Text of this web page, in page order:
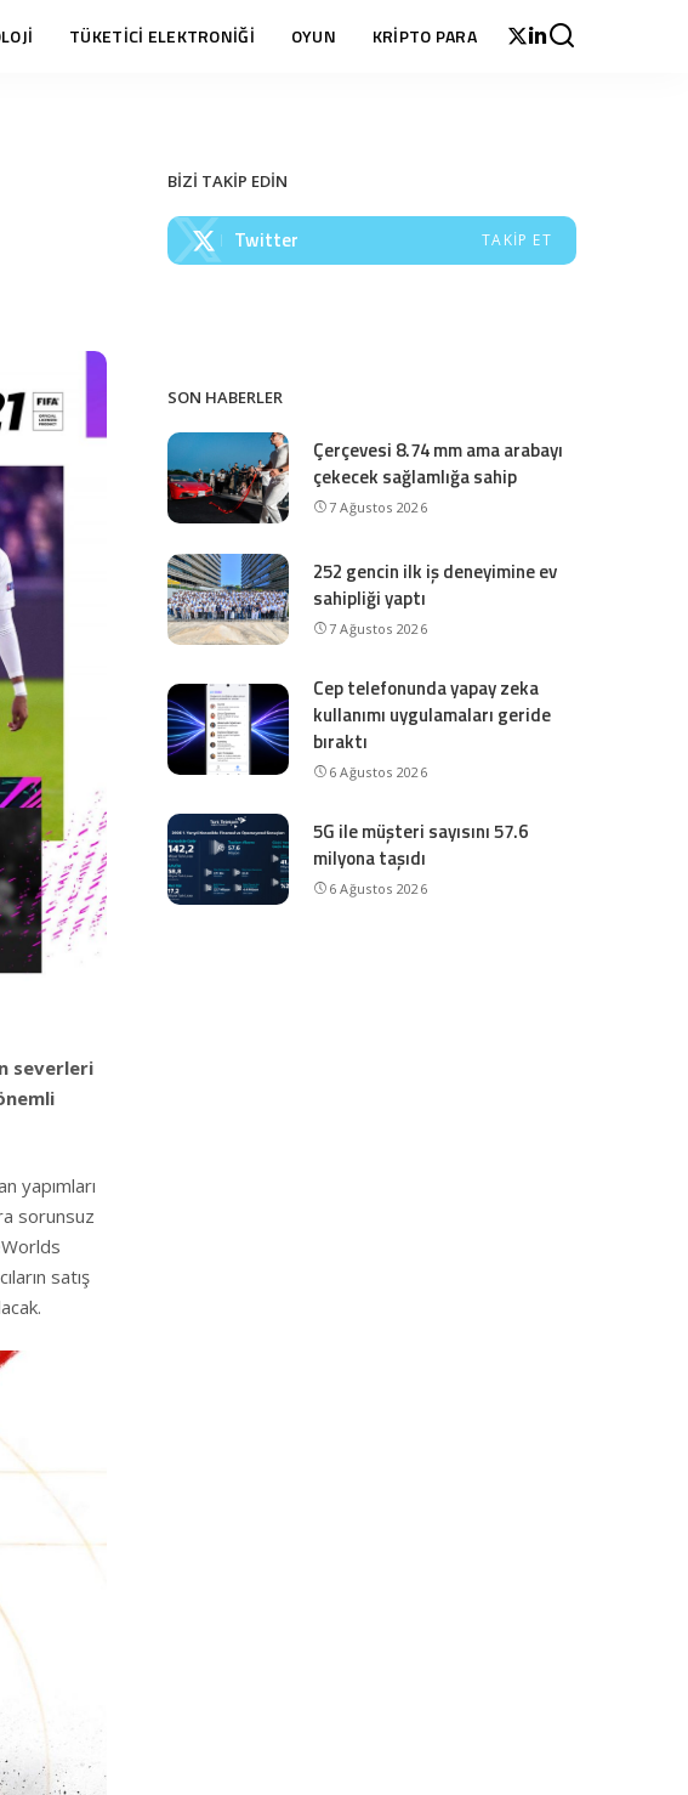
TÜKETİCİ ELEKTRONİĞİ OYUN KRİPTO PARA
severleri
yapımları
sorunsuz
satış
BİZİ TAKİP EDİN
Twitter TAKIP ET
SON HABERLER
Çerçevesi 8.74 mm ama arabayı
çekecek sağlamlığa sahip
7 Ağustos 2026
252 gencin ilk iş deneyimine ev
sahipliği yaptı
7 Ağustos 2026
Cep telefonunda yapay zeka
kullanımı uygulamaları geride
bıraktı
6 Ağustos 2026
5G ile müşteri sayısını 57.6
milyona taşıdı
6 Ağustos 2026